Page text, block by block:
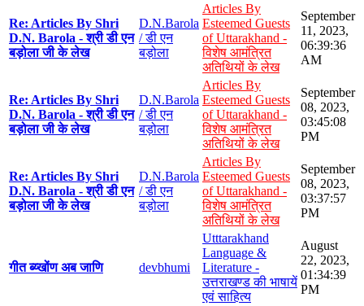
Re: Articles By Shri
D.N. Barola - श्री डी एन
बड़ोला जी के लेख
D.N.Barola
/ डी एन
बड़ोला
Articles By
Esteemed Guests
of Uttarakhand -
विशेष आमंत्रित
अतिथियों के लेख
September
11, 2023,
06:39:36
AM
Re: Articles By Shri
D.N. Barola - श्री डी एन
बड़ोला जी के लेख
D.N.Barola
/ डी एन
बड़ोला
Articles By
Esteemed Guests
of Uttarakhand -
विशेष आमंत्रित
अतिथियों के लेख
September
08, 2023,
03:45:08
PM
Re: Articles By Shri
D.N. Barola - श्री डी एन
बड़ोला जी के लेख
D.N.Barola
/ डी एन
बड़ोला
Articles By
Esteemed Guests
of Uttarakhand -
विशेष आमंत्रित
अतिथियों के लेख
September
08, 2023,
03:37:57
PM
गीत ब्य्खोंण अब जाणि devbhumi
Utttarakhand
Language &
Literature -
उत्तराखण्ड की भाषायें
एवं साहित्य
August
22, 2023,
01:34:39
PM